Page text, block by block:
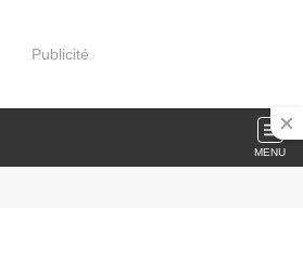
Publicité
MENU